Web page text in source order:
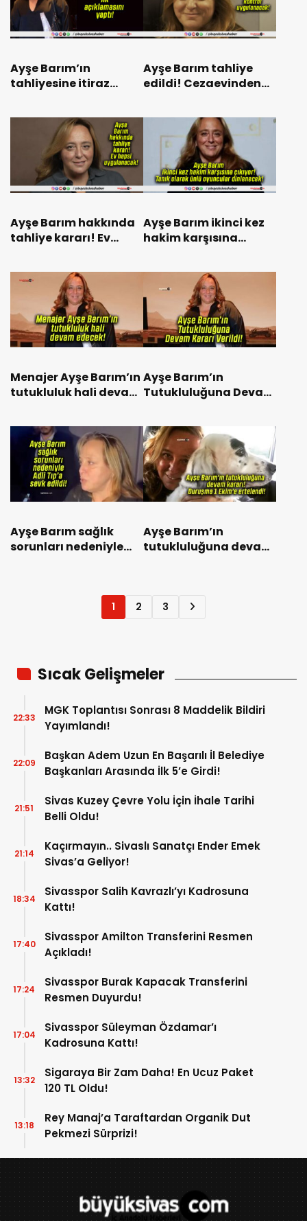
Ayşe Barım’ın
tahliyesine itiraz
açıklamasını yaptı!
Ayşe Barım tahliye
edildi! Cezaevinden
uygulanacak!
Ayşe Barım hakkında
tahliye kararı! Ev
Ayşe Barım ikinci kez
hakim karşısına
ünlü oyuncular
dinlenecek!
Menajer Ayşe Barım’ın
tutukluluk hali devam
Ayşe Barım’ın
Tutukluluğuna Devam
Ayşe Barım sağlık
sorunları nedeniyle
Ayşe Barım’ın
tutukluluğuna devam
1 2 3
Sıcak Gelişmeler
MGK Toplantısı Sonrası 8 Maddelik Bildiri
Yayımlandı!
22:33
Başkan Adem Uzun En Başarılı İl Belediye
Başkanları Arasında İlk 5’e Girdi!
22:09
Sivas Kuzey Çevre Yolu İçin İhale Tarihi
Belli Oldu!
21:51
Kaçırmayın.. Sivaslı Sanatçı Ender Emek
Sivas’a Geliyor!
21:14
Sivasspor Salih Kavrazlı’yı Kadrosuna
Kattı!
18:34
Sivasspor Amilton Transferini Resmen
Açıkladı!
17:40
Sivasspor Burak Kapacak Transferini
Resmen Duyurdu!
17:24
Sivasspor Süleyman Özdamar’ı
Kadrosuna Kattı!
17:04
Sigaraya Bir Zam Daha! En Ucuz Paket
120 TL Oldu!
13:32
Rey Manaj’a Taraftardan Organik Dut
Pekmezi Sürprizi!
13:18